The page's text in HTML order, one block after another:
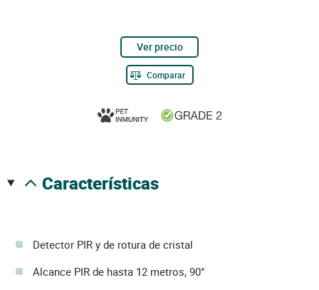
Ver precio
Comparar
características
Detector PIR y de rotura de cristal
Alcance PIR de hasta 12 metros, 90°